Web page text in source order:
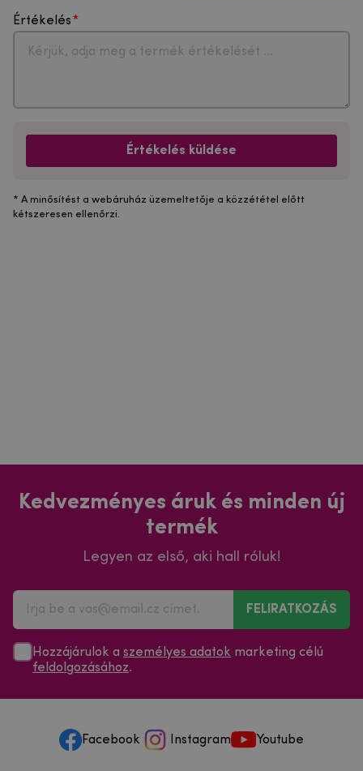
Értékelés
Értékelés küldése
* A minősítést a webáruház üzemeltetője a közzététel előtt
kétszeresen ellenőrzi.
Kedvezményes áruk és minden új
termék
Legyen az első, aki hall róluk!
FELIRATKOZÁS
Hozzájárulok a személyes adatok marketing célú
feldolgozásához.
Facebook Instagram Youtube